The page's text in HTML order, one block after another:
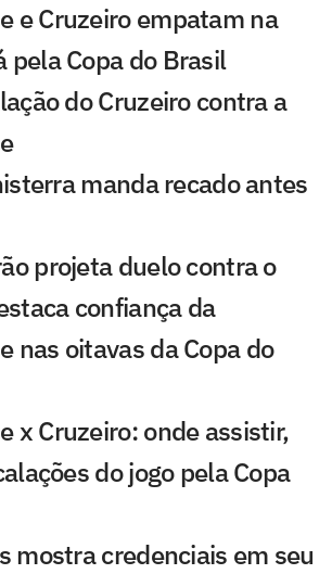
e Cruzeiro empatam na
pela Copa do Brasil
do Cruzeiro contra a
manda recado antes
projeta duelo contra o
confiança da
nas oitavas da Copa do
x Cruzeiro: onde assistir,
do jogo pela Copa
mostra credenciais em seu